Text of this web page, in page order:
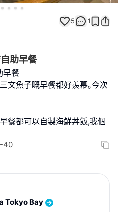
5 1
助早餐
早餐
文魚子嘅早餐都好羨慕｡今次
餐都可以自製海鮮丼飯,我個
40
Tokyo Bay